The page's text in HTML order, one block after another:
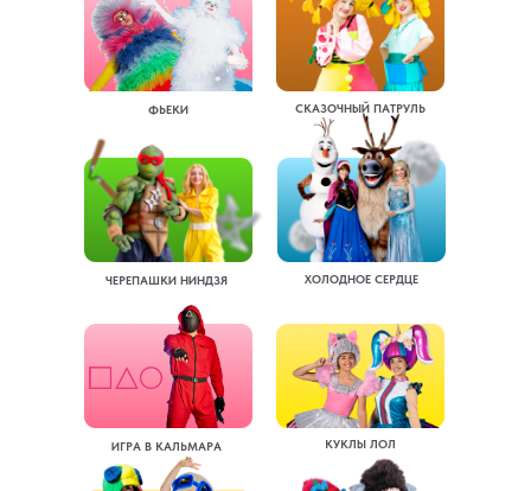
ХОЛОДНОЕ СЕРДЦЕ
ЧЕРЕПАШКИ НИНДЗЯ
КУКЛЫ ЛОЛ
ФЬЕКИ СКАЗОЧНЫЙ ПАТРУЛЬ
ИГРА В КАЛЬМАРА